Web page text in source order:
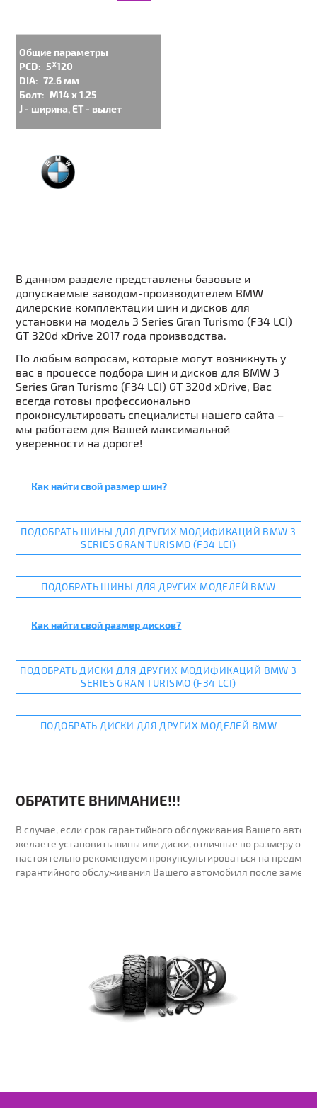
Общие параметры
PCD: 5ᕁ120
DIA: 72.6 мм
Болт: M14 x 1.25
J - ширина, ET - вылет
В данном разделе представлены базовые и
допускаемые заводом-производителем BMW
дилерские комплектации шин и дисков для
установки на модель 3 Series Gran Turismo (F34 LCI)
GT 320d xDrive 2017 года производства.
По любым вопросам, которые могут возникнуть у
вас в процессе подбора шин и дисков для BMW 3
Series Gran Turismo (F34 LCI) GT 320d xDrive, Вас
всегда готовы профессионально
проконсультировать специалисты нашего сайта –
мы работаем для Вашей максимальной
уверенности на дороге!
Как найти свой размер шин?
ПОДОБРАТЬ ШИНЫ ДЛЯ ДРУГИХ МОДИФИКАЦИЙ BMW 3
SERIES GRAN TURISMO (F34 LCI)
ПОДОБРАТЬ ШИНЫ ДЛЯ ДРУГИХ МОДЕЛЕЙ BMW
Как найти свой размер дисков?
ПОДОБРАТЬ ДИСКИ ДЛЯ ДРУГИХ МОДИФИКАЦИЙ BMW 3
SERIES GRAN TURISMO (F34 LCI)
ПОДОБРАТЬ ДИСКИ ДЛЯ ДРУГИХ МОДЕЛЕЙ BMW
ОБРАТИТЕ ВНИМАНИЕ!!!
В случае, если срок гарантийного обслуживания Вашего
желаете установить шины или диски, отличные по размеру от
настоятельно рекомендуем прокунсультироваться на предмет
гарантийного обслуживания Вашего автомобиля после